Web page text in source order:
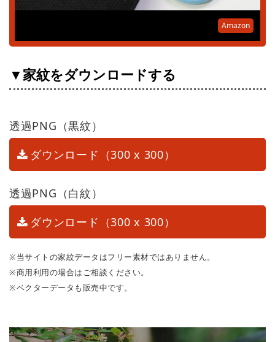
Amazon
▼家紋をダウンロードする
透過PNG（黒紋）
ダウンロード（300 x 300）
透過PNG（白紋）
ダウンロード（300 x 300）
※当サイトの家紋データはフリー素材ではありません。
※商用利用の場合はご相談ください。
※ベクターデータも販売中です。